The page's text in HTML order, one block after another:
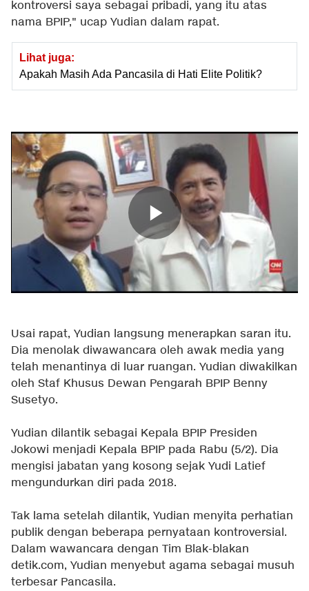
kontroversi saya sebagai pribadi, yang itu atas
nama BPIP," ucap Yudian dalam rapat.
Lihat juga:
Apakah Masih Ada Pancasila di Hati Elite Politik?
Usai rapat, Yudian langsung menerapkan saran itu.
Dia menolak diwawancara oleh awak media yang
telah menantinya di luar ruangan. Yudian diwakilkan
oleh Staf Khusus Dewan Pengarah BPIP Benny
Susetyo.
Yudian dilantik sebagai Kepala BPIP Presiden
Jokowi menjadi Kepala BPIP pada Rabu (5/2). Dia
mengisi jabatan yang kosong sejak Yudi Latief
mengundurkan diri pada 2018.
Tak lama setelah dilantik, Yudian menyita perhatian
publik dengan beberapa pernyataan kontroversial.
Dalam wawancara dengan Tim Blak-blakan
detik.com, Yudian menyebut agama sebagai musuh
terbesar Pancasila.